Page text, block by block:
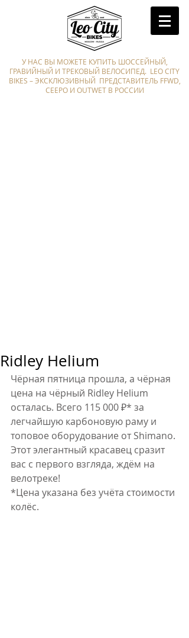
У НАС ВЫ МОЖЕТЕ КУПИТЬ ШОССЕЙНЫЙ,
ГРАВИЙНЫЙ И ТРЕКОВЫЙ ВЕЛОСИПЕД. LEO CITY
BIKES – ЭКСКЛЮЗИВНЫЙ ПРЕДСТАВИТЕЛЬ FFWD,
CEEPO И OUTWET В РОССИИ
Ridley Helium
Чёрная пятница прошла, а чёрная
цена на чёрный Ridley Helium
осталась. Всего 115 000 ₽* за
легчайшую карбоновую раму и
топовое оборудование от Shimano.
Этот элегантный красавец сразит
вас с первого взгляда, ждём на
велотреке!
*Цена указана без учёта стоимости
колёс.